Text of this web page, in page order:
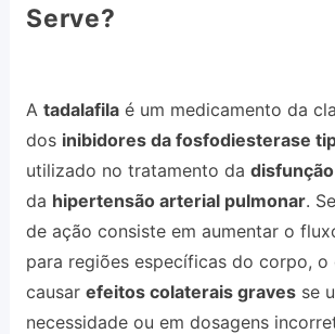
Serve?
A tadalafilaé um medicamento da
dos inibidores da fosfodiesterase
utilizado no tratamento da
da hipertensão arterial pulmonar.
de ação consiste em aumentar o
para regiões específicas do corpo, o
causar efeitos colaterais gravesse
necessidade ou em dosagens